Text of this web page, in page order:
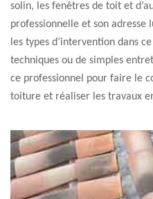
solin, les fenêtres de toit et
professionnelle et son
les types d’intervention dans
techniques ou de simples
ce professionnel pour faire le
toiture et réaliser les travaux